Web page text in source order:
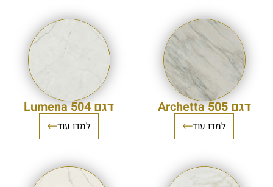
דגם 505 Archetta
למדו עוד
דגם 504 Lumena
למדו עוד